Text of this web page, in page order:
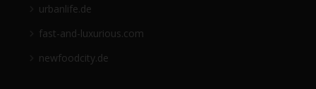
urbanlife.de
fast-and-luxurious.com
newfoodcity.de